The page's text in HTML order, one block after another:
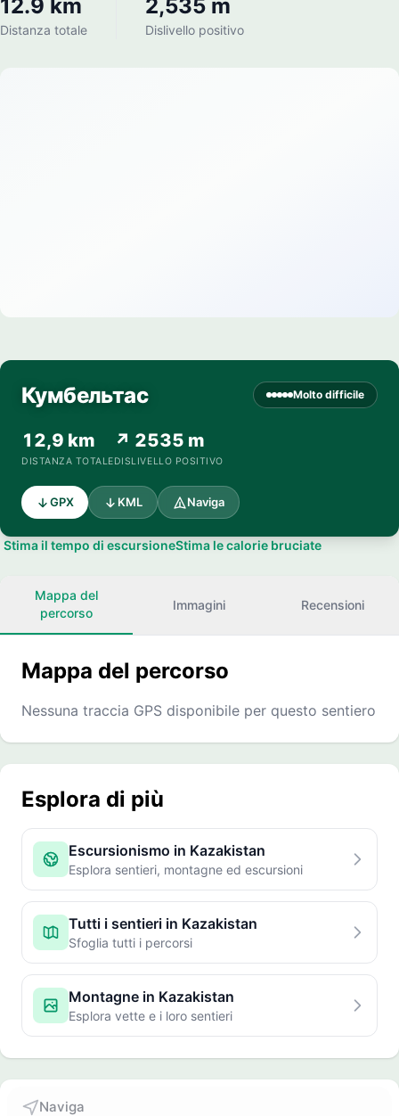
12.9 km
Distanza totale
2,535 m
Dislivello positivo
Кумбельтас Molto difficile
12,9 km
DISTANZA TOTALE
↗ 2535 m
DISLIVELLO POSITIVO
GPX KML Naviga
Stima il tempo di escursioneStima le calorie bruciate
Mappa del
percorso
Immagini Recensioni
Mappa del percorso
Nessuna traccia GPS disponibile per questo sentiero
Esplora di più
Escursionismo in Kazakistan
Esplora sentieri, montagne ed escursioni
Tutti i sentieri in Kazakistan
Sfoglia tutti i percorsi
Montagne in Kazakistan
Esplora vette e i loro sentieri
Naviga